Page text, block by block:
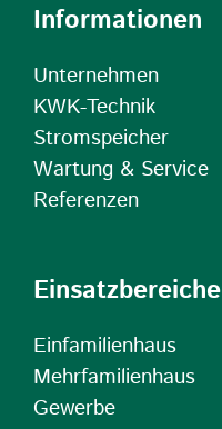
Informationen
Unternehmen
KWK-Technik
Stromspeicher
Wartung & Service
Referenzen
Einsatzbereiche
Einfamilienhaus
Mehrfamilienhaus
Gewerbe